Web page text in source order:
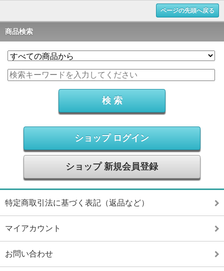
ページの先頭へ戻る
商品検索
ショップ ログイン
ショップ 新規会員登録
特定商取引法に基づく表記（返品など）
マイアカウント
お問い合わせ